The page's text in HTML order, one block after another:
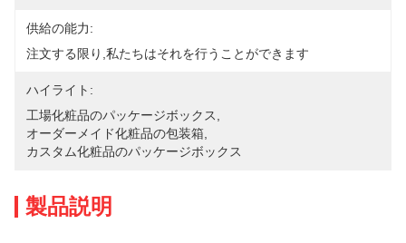
供給の能力:
注文する限り,私たちはそれを行うことができます
ハイライト:
工場化粧品のパッケージボックス
オーダーメイド化粧品の包装箱
カスタム化粧品のパッケージボックス
製品説明